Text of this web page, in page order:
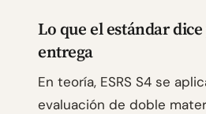
Lo que el estándar
entrega
En teoría, ESRS S4 se
evaluación de doble